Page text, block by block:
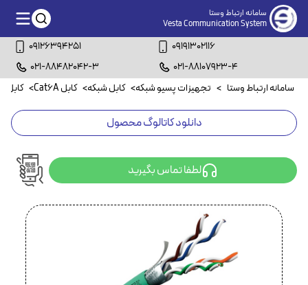
سامانه ارتباط وستا
Vesta Communication System
09126394251
09191302116
021-88482042-3
021-88107923-4
سامانه ارتباط وستا > تجهیزات پسیو شبکه> کابل شبکه> کابل Cat6A > کابل Cat6A FTP
دانلود کاتالوگ محصول
لطفا تماس بگیرید